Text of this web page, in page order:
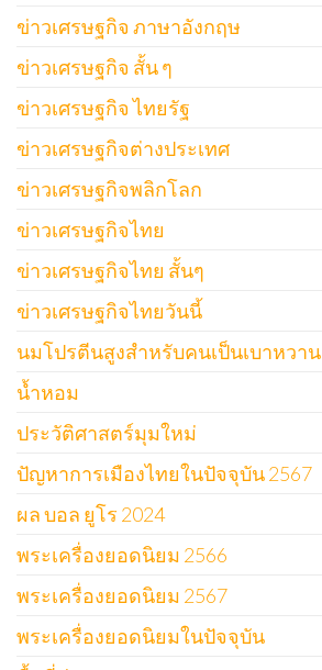
ข่าวเศรษฐกิจ ภาษาอังกฤษ
ข่าวเศรษฐกิจ สั้น ๆ
ข่าวเศรษฐกิจ ไทยรัฐ
ข่าวเศรษฐกิจต่างประเทศ
ข่าวเศรษฐกิจพลิกโลก
ข่าวเศรษฐกิจไทย
ข่าวเศรษฐกิจไทย สั้นๆ
ข่าวเศรษฐกิจไทยวันนี้
นมโปรตีนสูงสำหรับคนเป็นเบาหวาน
น้ำหอม
ประวัติศาสตร์มุมใหม่
ปัญหาการเมืองไทยในปัจจุบัน 2567
ผล บอล ยูโร 2024
พระเครื่องยอดนิยม 2566
พระเครื่องยอดนิยม 2567
พระเครื่องยอดนิยมในปัจจุบัน